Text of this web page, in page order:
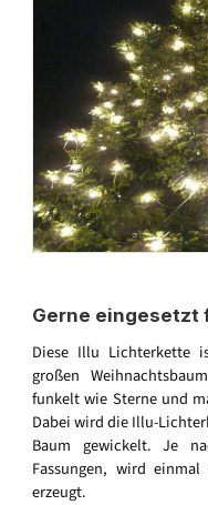
Gerne eingesetzt
Diese Illu Lichterkette
großen
funkelt wie Sterne und
Dabei wird die Illu-
Baum gewickelt. Je
Fassungen, wird
erzeugt.